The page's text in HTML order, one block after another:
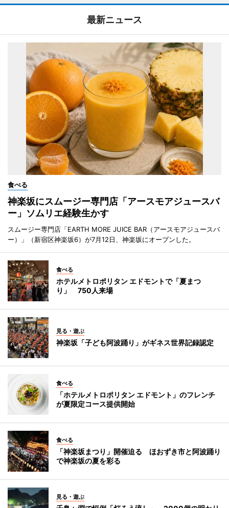
最新ニュース
食べる
神楽坂にスムージー専門店「アースモアジュースバ
ー」ソムリエ経験生かす
スムージー専門店「EARTH MORE JUICE BAR（アースモアジュースバ
ー）」（新宿区神楽坂6）が7月12日、神楽坂にオープンした。
食べる
ホテルメトロポリタン エドモントで「夏まつ
り」 750人来場
見る・遊ぶ
神楽坂「子ども阿波踊り」がギネス世界記録認定
食べる
「ホテルメトロポリタン エドモント」のフレンチ
が夏限定コース提供開始
食べる
「神楽坂まつり」開催迫る ほおずき市と阿波踊り
で神楽坂の夏を彩る
見る・遊ぶ